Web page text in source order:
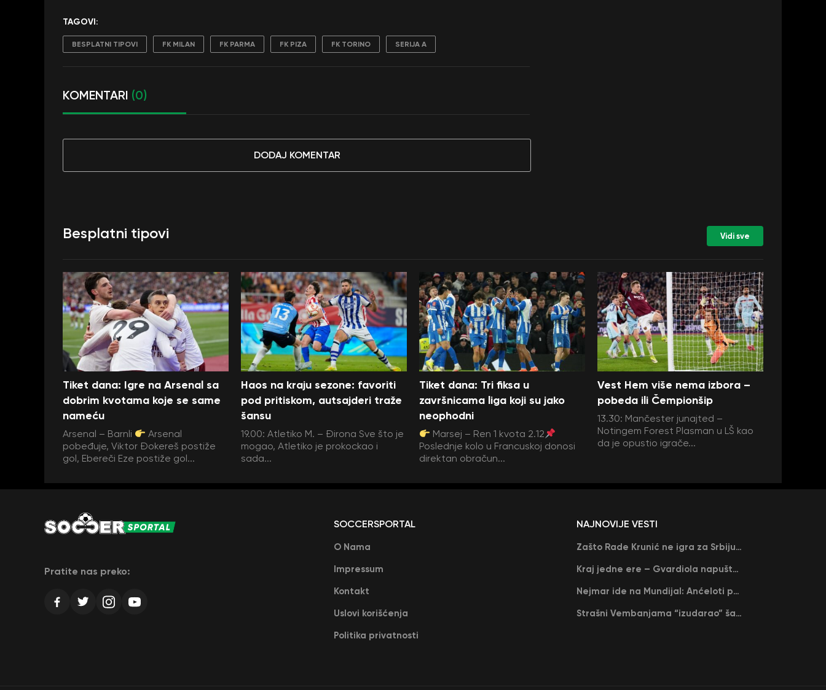
TAGOVI:
BESPLATNI TIPOVI FK MILAN FK PARMA FK PIZA FK TORINO SERIJA A
KOMENTARI (0)
DODAJ KOMENTAR
Besplatni tipovi Vidi sve
Tiket dana: Igre na Arsenal sa
dobrim kvotama koje se same
nameću
Arsenal – Barnli
Arsenal
pobeđuje, Viktor Đokereš postiže
gol, Ebereči Eze postiže gol...
Haos na kraju sezone: favoriti
pod pritiskom, autsajderi traže
šansu
19.00: Atletiko M. – Đirona Sve što je
mogao, Atletiko je prokockao i
sada...
Tiket dana: Tri fiksa u
završnicama liga koji su jako
neophodni
Marsej – Ren 1 kvota 2.12
Poslednje kolo u Francuskoj donosi
direktan obračun...
Vest Hem više nema izbora –
pobeda ili Čempionšip
13.30: Mančester junajted –
Notingem Forest Plasman u LŠ kao
da je opustio igrače...
Pratite nas preko:
SOCCERSPORTAL
O Nama
Impressum
Kontakt
Uslovi korišćenja
Politika privatnosti
NAJNOVIJE VESTI
Zašto Rade Krunić ne igra za Srbiju? “Iako su mi obećali, niko me nije zvao…”
Kraj jedne ere – Gvardiola napušta Siti na kraju sezone, menja ga njegov nekadašnji rival
Nejmar ide na Mundijal: Anćeloti pročitao njegovo ime, Brazil u delirijumu (VIDEO)
Strašni Vembanjama “izudarao” šampiona za brejk: San Antonio poveo protiv Oklahome